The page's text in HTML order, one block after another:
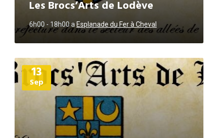
Les Brocs’Arts de Lodève
6h00 - 18h00a Esplanade du Fer à Cheval
13
Sep
Plus
d'informations